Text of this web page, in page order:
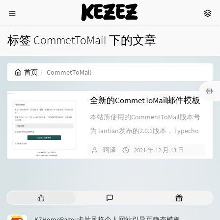
KEZEZ
标签 CommetToMail 下的文章
首页 CommetToMail
全新的CommetToMail邮件模板
本站所使用的CommentToMail版本号
为 lantian发布的2.0.1版本，Typecho
珂泽 2021 年 12 月 13 日
热
门
文
评
随